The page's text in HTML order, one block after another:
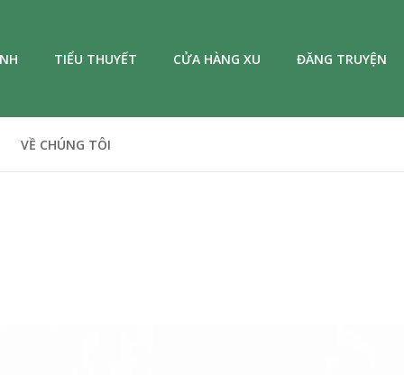
TIỂU THUYẾT CỬA HÀNG XU ĐĂNG TRUYỆN
VỀ CHÚNG TÔI